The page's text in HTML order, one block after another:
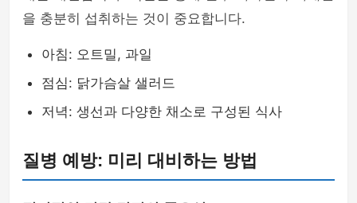
을 충분히 섭취하는 것이 중요합니다.
아침: 오트밀, 과일
점심: 닭가슴살 샐러드
저녁: 생선과 다양한 채소로 구성된 식사
질병 예방: 미리 대비하는 방법